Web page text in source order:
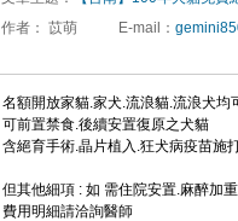
作者： 苡萌 E-mail ：
名額開放家貓.家犬.流浪貓.流浪犬均
可前置禁食.後續安置復原之犬貓
含絕育手術.晶片植入.狂犬病疫苗施
但其他細項 : 如 需住院安置.麻醉加
費用明細請洽詢醫師